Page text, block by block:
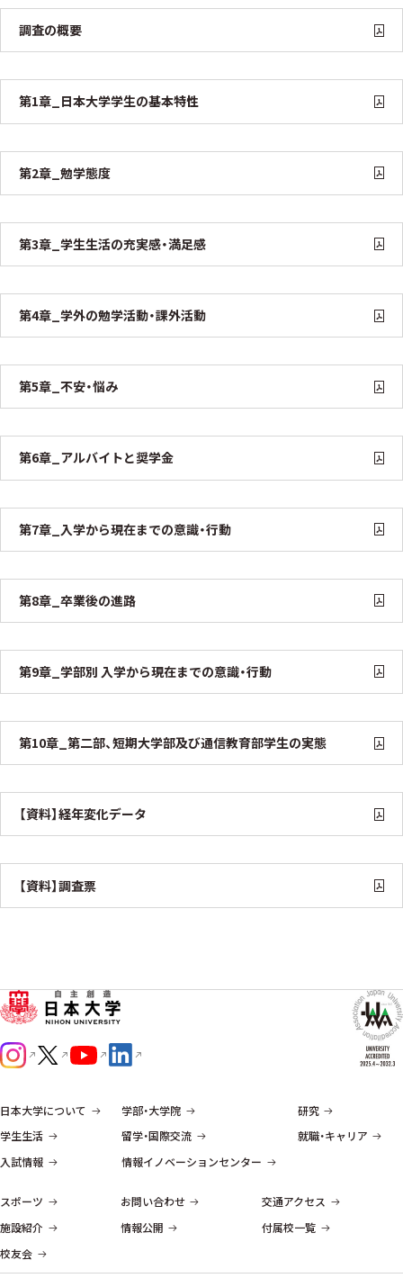
調査の概要
第1章_日本大学学生の基本特性
第2章_勉学態度
第3章_学生生活の充実感・満足感
第4章_学外の勉学活動・課外活動
第5章_不安・悩み
第6章_アルバイトと奨学金
第7章_入学から現在までの意識・行動
第8章_卒業後の進路
第9章_学部別 入学から現在までの意識・行動
第10章_第二部、短期大学部及び通信教育部学生の実態
【資料】経年変化データ
【資料】調査票
日本大学について 学部・大学院
研究
学生生活
留学・国際交流
就職・キャリア
入試情報
情報イノベーションセンター
スポーツ お問い合わせ
交通アクセス
施設紹介
情報公開
付属校一覧
校友会